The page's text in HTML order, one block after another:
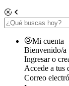
Mi cuenta
Bienvenido/a
Ingresar o
Accede a tus
Correo